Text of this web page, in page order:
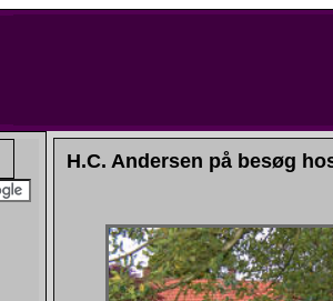
H.C. Andersen på besøg